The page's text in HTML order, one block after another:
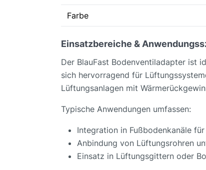
Farbe
Einsatzbereiche &
Der BlauFast Bodenventiladapter ist
sich hervorragend für
Lüftungsanlagen mit
Typische Anwendungen umfassen:
Integration in Fußbodenkanäle
Anbindung von Lüftungsrohren
Einsatz in Lüftungsgittern oder